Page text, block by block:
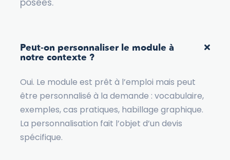
posées.
Peut-on personnaliser le module à
notre contexte ?
Oui. Le module est prêt à l’emploi mais peut
être personnalisé à la demande : vocabulaire,
exemples, cas pratiques, habillage graphique.
La personnalisation fait l’objet d’un devis
spécifique.